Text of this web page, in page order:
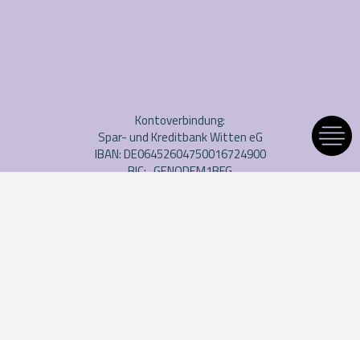
Kontoverbindung:
Spar- und Kreditbank Witten eG
IBAN: DE06452604750016724900
BIC: GENODEM1BFG